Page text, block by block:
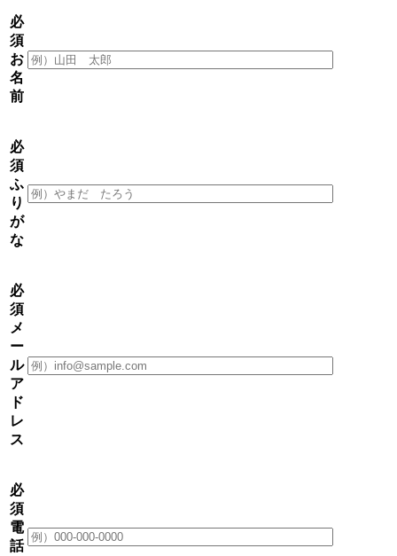
必
須
お
名
前
必
須
ふ
り
が
な
必
須
メ
ー
ル
ア
ド
レ
ス
必
須
電
話